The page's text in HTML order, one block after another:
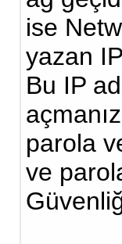
ise
yazan
Bu IP
parola
ve